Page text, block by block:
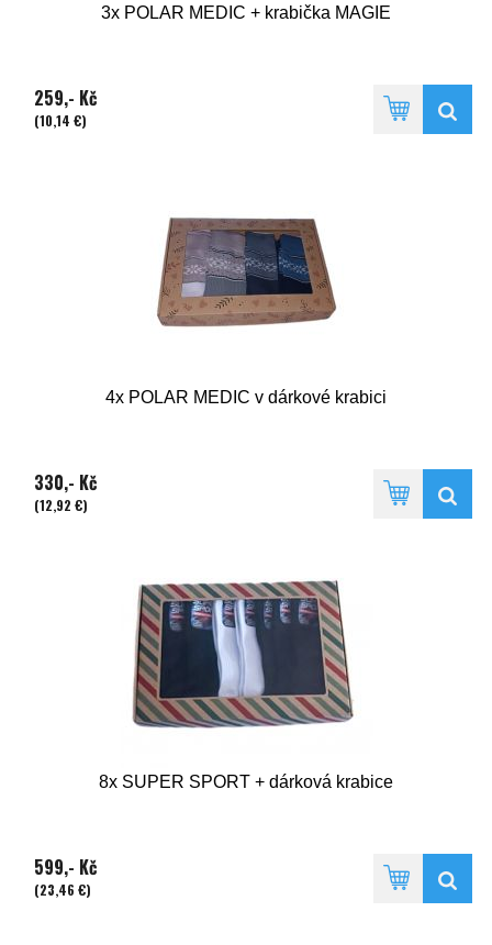
3x POLAR MEDIC + krabička MAGIE
259,- Kč
(10,14 €)
4x POLAR MEDIC v dárkové krabici
330,- Kč
(12,92 €)
8x SUPER SPORT + dárková krabice
599,- Kč
(23,46 €)